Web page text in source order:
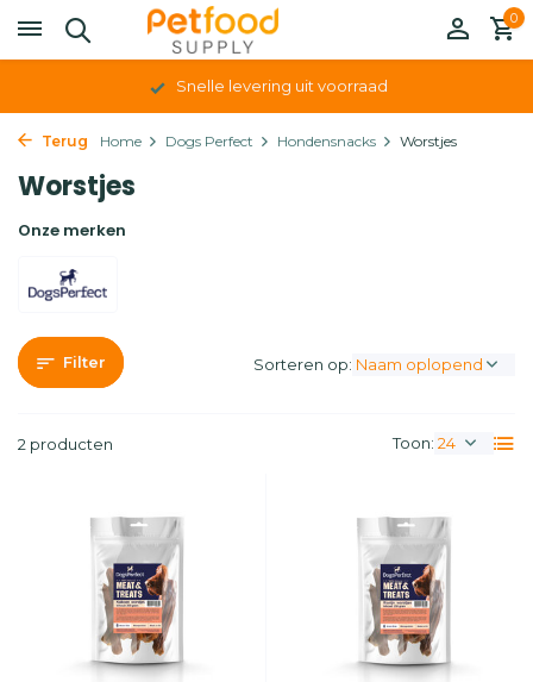
0
Snelle levering uit voorraad
Terug Home Dogs Perfect Hondensnacks Worstjes
Worstjes
Onze merken
Filter
2 producten Toon:
Sorteren op: